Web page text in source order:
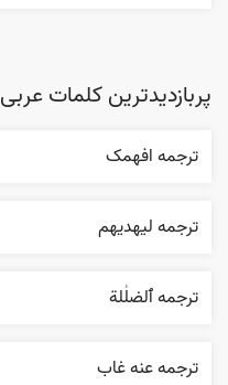
پربازدیدترین کلمات عربی
ترجمه افهمک
ترجمه ليهديهم
ترجمه ٱلضلٰلة
ترجمه عنه غاب